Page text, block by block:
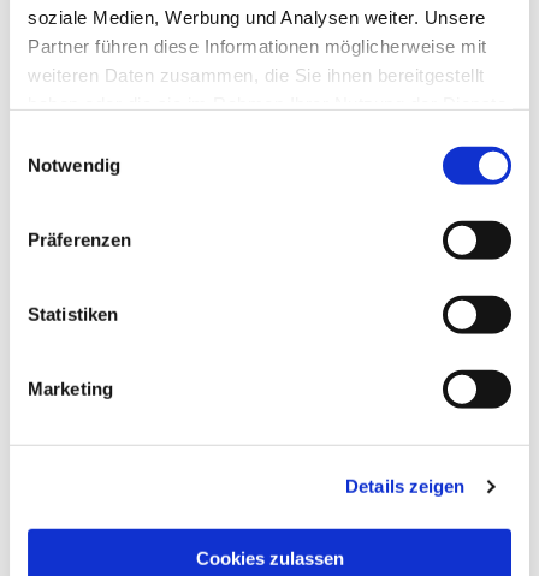
soziale Medien, Werbung und Analysen weiter. Unsere
Partner führen diese Informationen möglicherweise mit
weiteren Daten zusammen, die Sie ihnen bereitgestellt
Notwendig
Präferenzen
Statistiken
Marketing
Details zeigen
Cookies zulassen